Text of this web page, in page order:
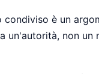
condiviso è un
un'autorità, non un